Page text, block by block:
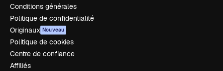
Conditions générales
Politique de confidentialité
Originaux Nouveau
Politique de cookies
Centre de confiance
Affiliés